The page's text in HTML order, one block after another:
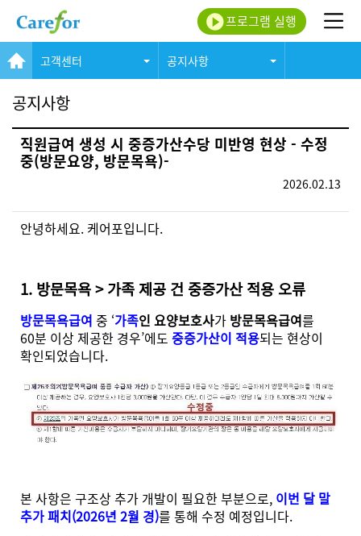
프로그램 실행
고객센터 공지사항
공지사항
직원급여 생성 시 중증가산수당 미반영 현상 - 수정
중(방문요양, 방문목욕)-
2026.02.13
안녕하세요. 케어포입니다.
1. 방문목욕 > 가족 제공 건 중증가산 적용 오류
방문목욕급여 중 ‘가족인 요양보호사가 방문목욕급여를
60분 이상 제공한 경우’에도 중증가산이 적용되는 현상이
확인되었습니다.
본 사항은 구조상 추가 개발이 필요한 부분으로, 이번 달 말
추가 패치(2026년 2월 경)를 통해 수정 예정입니다.